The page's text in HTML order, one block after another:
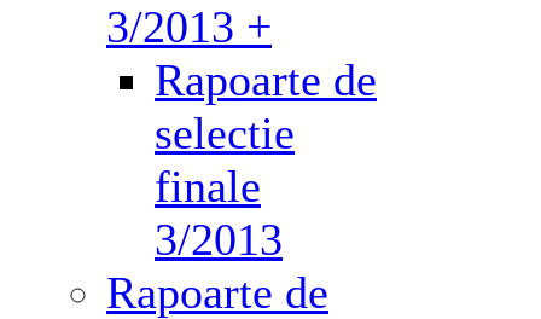
3/2013 +
Rapoarte de
selectie
finale
3/2013
Rapoarte de